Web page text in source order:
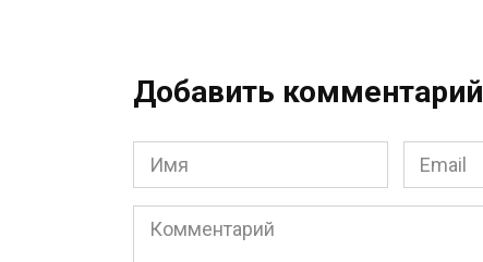
Добавить комментарий
Имя
*
Email
*
Комментарий